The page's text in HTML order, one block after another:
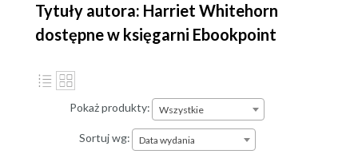
Tytuły autora: Harriet Whitehorn
dostępne w księgarni Ebookpoint
Pokaż produkty: Wszystkie
Sortuj wg: Data wydania